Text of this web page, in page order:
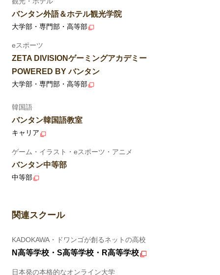
バンタン外語＆ホテル観光学院
大学部・専門部・高等部
eスポーツ
ZETA DIVISIONゲーミングアカデミー
POWERED BY バンタン
大学部・専門部・高等部
韓国語
バンタン韓国語教室
キャリア
ゲーム・イラスト・eスポーツ・アニメ
バンタン中等部
中等部
関連スクール
KADOKAWA・ドワンゴが創るネットの高校
N高等学校・S高等学校・R高等学校
日本発の本格的なオンライン大学